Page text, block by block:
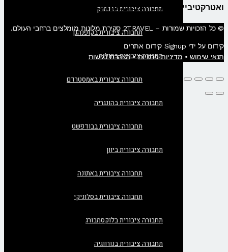
תחבורה ציבורית בדנמרק
תחבורה ציבורית בקופנהגן
תחבורה ציבורית בהולנד
תחבורה ציבורית באמסטרדם
תחבורה ציבורית בהונגריה
תחבורה ציבורית בבודפשט
תחבורה ציבורית ביוון
תחבורה ציבורית באתונה
תחבורה ציבורית בסלוניקי
תחבורה ציבורית בלוקסמבורג
תחבורה ציבורית בנורווגיה
ואטרקטיביים יותר בהזמנה מהרגע להרגע.
© כל הזכויות שמורות – 2TRAVEL סקירת מלונות מומלצים ברחבי העולם.
קידום על ידי Signup קידום אתרים
תנאי שימוש • מדיניות פרטיות•הצהרת נגישות